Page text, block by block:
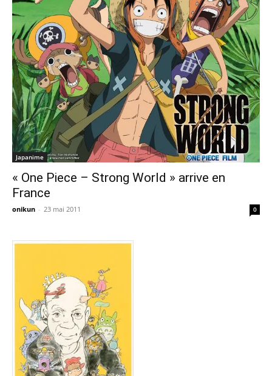
Japanime
« One Piece – Strong World » arrive en
France
onikun - 23 mai 2011 0